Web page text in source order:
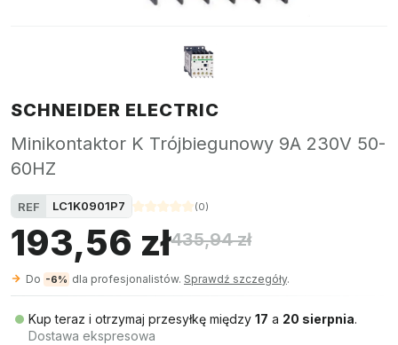
SCHNEIDER ELECTRIC
Minikontaktor K Trójbiegunowy 9A 230V 50-
60HZ
REF LC1K0901P7 (0)
193,56 zł435,94 zł
Do -6% dla profesjonalistów. Sprawdź szczegóły.
Kup teraz i otrzymaj przesyłkę między 17 a 20 sierpnia.
Dostawa ekspresowa